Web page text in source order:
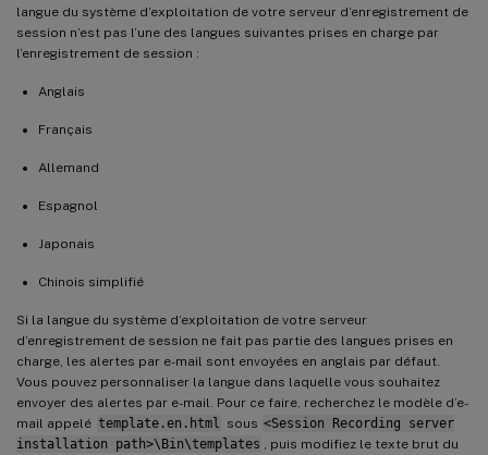
langue du système d’exploitation de votre serveur d’enregistrement de
session n’est pas l’une des langues suivantes prises en charge par
l’enregistrement de session :
Anglais
Français
Allemand
Espagnol
Japonais
Chinois simplifié
Si la langue du système d’exploitation de votre serveur
d’enregistrement de session ne fait pas partie des langues prises en
charge, les alertes par e-mail sont envoyées en anglais par défaut.
Vous pouvez personnaliser la langue dans laquelle vous souhaitez
envoyer des alertes par e-mail. Pour ce faire, recherchez le modèle d’e-
mail appelé template.en.html sous <Session Recording server
installation path>\Bin\templates
, puis modifiez le texte brut du